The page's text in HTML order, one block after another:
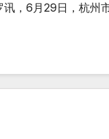
讯，6月29日，杭州